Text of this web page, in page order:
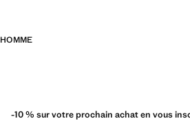
HOMME
-10 % sur votre prochain achat en vous